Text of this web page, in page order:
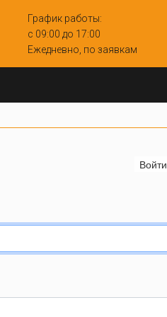
График работы:
с 09:00 до 17:00
Ежедневно, по заявкам
Войти